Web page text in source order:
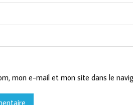
mon e-mail et mon site dans le